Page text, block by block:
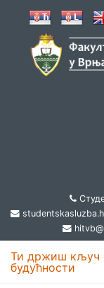
Ти држиш кључ
будућности